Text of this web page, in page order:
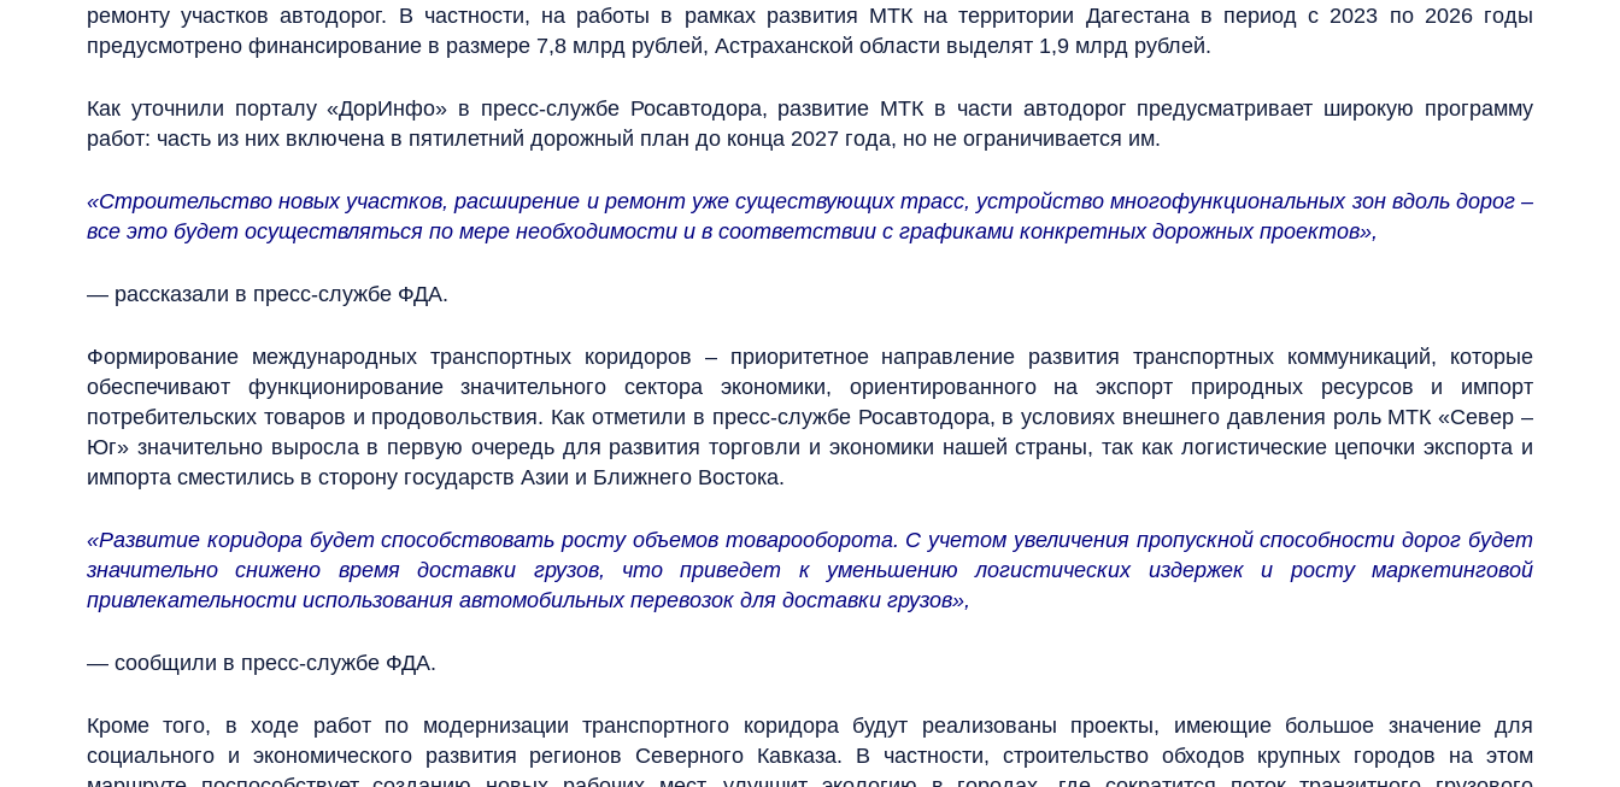
ремонту участков автодорог. В частности, на работы в рамках развития МТК на территории Дагестана в период с 2023 по 2026 годы
предусмотрено финансирование в размере 7,8 млрд рублей, Астраханской области выделят 1,9 млрд рублей.
Как уточнили порталу «ДорИнфо» в пресс-службе Росавтодора, развитие МТК в части автодорог предусматривает широкую программу
работ: часть из них включена в пятилетний дорожный план до конца 2027 года, но не ограничивается им.
«Строительство новых участков, расширение и ремонт уже существующих трасс, устройство многофункциональных зон вдоль дорог –
все это будет осуществляться по мере необходимости и в соответствии с графиками конкретных дорожных проектов»,
— рассказали в пресс-службе ФДА.
Формирование международных транспортных коридоров – приоритетное направление развития транспортных коммуникаций, которые
обеспечивают функционирование значительного сектора экономики, ориентированного на экспорт природных ресурсов и импорт
потребительских товаров и продовольствия. Как отметили в пресс-службе Росавтодора, в условиях внешнего давления роль МТК «Север –
Юг» значительно выросла в первую очередь для развития торговли и экономики нашей страны, так как логистические цепочки экспорта и
импорта сместились в сторону государств Азии и Ближнего Востока.
«Развитие коридора будет способствовать росту объемов товарооборота. С учетом увеличения пропускной способности дорог будет
значительно снижено время доставки грузов, что приведет к уменьшению логистических издержек и росту маркетинговой
привлекательности использования автомобильных перевозок для доставки грузов»,
— сообщили в пресс-службе ФДА.
Кроме того, в ходе работ по модернизации транспортного коридора будут реализованы проекты, имеющие большое значение для
социального и экономического развития регионов Северного Кавказа. В частности, строительство обходов крупных городов на этом